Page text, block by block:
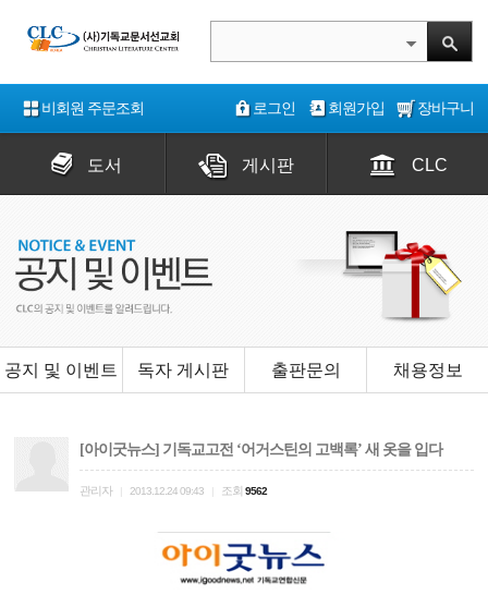
비회원 주문조회 로그인 회원가입 장바구니
도서 게시판 CLC
공지 및 이벤트 독자 게시판 출판문의 채용정보
[아이굿뉴스] 기독교고전 ‘어거스틴의 고백록’ 새 옷을 입다
관리자 2013.12.24 09:43 조회 9562